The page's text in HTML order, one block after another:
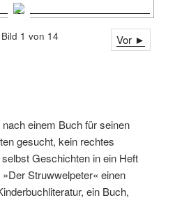
Vor ►
Bild 1 von 14
einem Buch für seinen
gesucht, kein rechtes
Geschichten in ein Heft
Struwwelpeter« einen
ein Buch,